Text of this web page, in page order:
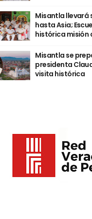
Misantla llevará
hasta Asia;
histórica misión
Misantla se
presidenta
visita histórica